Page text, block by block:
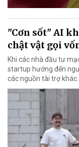
"Cơn sốt" AI
chật vật gọi
Khi các nhà đầu tư
startup hướng đến
các nguồn tài trợ khác.